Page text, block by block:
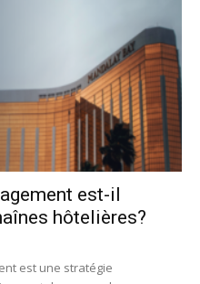
est-il
hôtelières?
est une stratégie